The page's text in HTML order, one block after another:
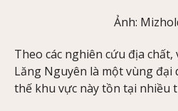
Ảnh:
Theo các nghiên cứu địa chất,
Lăng Nguyên là một vùng
thế khu vực này tồn tại nhiều